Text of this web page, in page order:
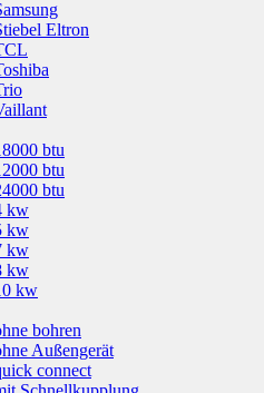
Eltron
btu
btu
btu
kw
kw
kw
kw
kw
bohren
Außengerät
connect